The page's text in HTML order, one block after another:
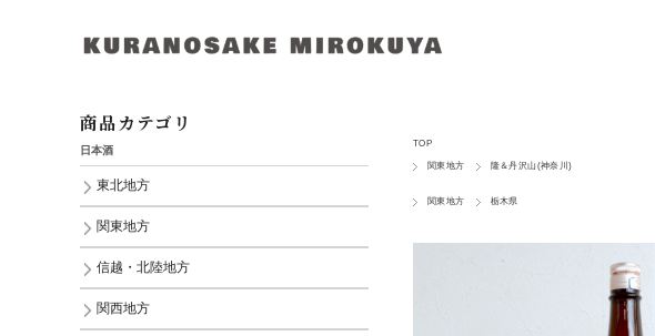
TOP
関東地方 隆＆丹沢山(神奈川)
関東地方 栃木県
商品カテゴリ
日本酒
東北地方
関東地方
信越・北陸地方
関西地方